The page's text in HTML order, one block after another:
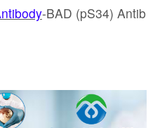
-BAD (pS34) Antib